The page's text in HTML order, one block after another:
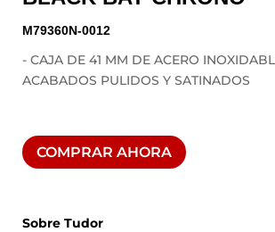
M79360N-0012
- CAJA DE 41 MM DE ACERO
ACABADOS PULIDOS Y SATINADOS
COMPRAR AHORA
Sobre Tudor